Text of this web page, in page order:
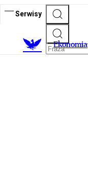
Serwisy
Ekonomia